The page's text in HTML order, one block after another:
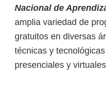
c
u
r
s
o
Nacional de
amplia variedad de
gratuitos en diversas
técnicas y
presenciales y